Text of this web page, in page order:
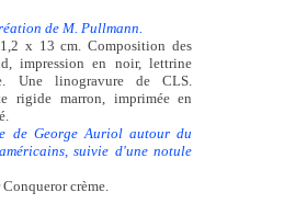
de M. Pullmann.
x 13 cm. Composition des
impression en noir, lettrine
Une linogravure de CLS.
rigide marron, imprimée en
de George Auriol autour du
suivie d'une notule
crème.